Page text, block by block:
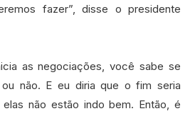
fazer”, disse o presidente
as negociações, você sabe se
não. E eu diria que o fim seria
não estão indo bem. Então, é